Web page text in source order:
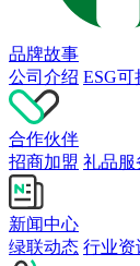
品牌故事
公司介绍 ESG可
合作伙伴
招商加盟 礼品服
新闻中心
绿联动态 行业资